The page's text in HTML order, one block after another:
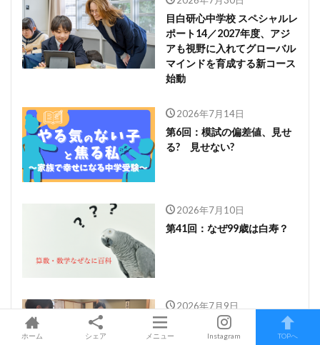
目白研心中学校 スペシャルレ
ポート14／2027年度、アジ
アも視野に入れてグローバル
マインドを育成する新コース
始動
2026年7月14日
第6回：模試の偏差値、見せ
る? 見せない?
2026年7月10日
第41回：なぜ99歳は白寿？
2026年7月9日
お茶を通じて「心」を通わせ
る豊かな時間 相模女子大学
ホーム シェア メニュー Instagram TOPへ